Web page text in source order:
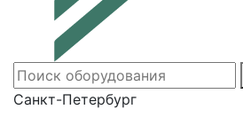
Санкт-Петербург